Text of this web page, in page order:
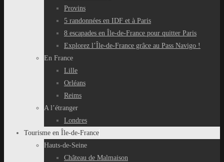
Provins
5 randonnées en IDF et à Paris
8 escapades en Île-de-France pour quitter Paris
Explorez l’Île-de-France grâce au Pass Navigo !
En France
Lille
Orléans
Reims
A l’étranger
Londres
Tourisme en Île-de-France
Hauts-de-Seine
Château de Malmaison